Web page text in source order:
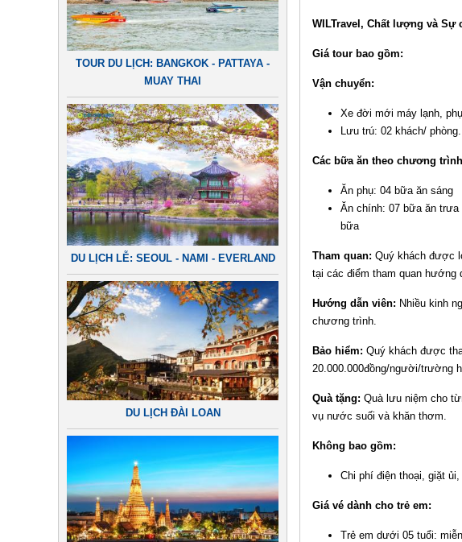
TOUR DU LỊCH: BANGKOK - PATTAYA -
MUAY THAI
DU LỊCH LỄ: SEOUL - NAMI - EVERLAND
DU LỊCH ĐÀI LOAN
WILTravel, Chất lượng và Sự
Giá tour bao gồm:
Vận chuyển:
Xe đời mới máy lạnh,
Lưu trú: 02 khách/ phòng.
Các bữa ăn theo chương
Ăn phụ: 04 bữa ăn sáng
Ăn chính: 07 bữa ăn
bữa
Tham quan: Quý khách được
tại các điểm tham quan hướng
Hướng dẫn viên: Nhiều kinh
chương trình.
Bảo hiểm: Quý khách được
20.000.000đồng/người/trường
Quà tặng: Quà lưu niệm cho
vụ nước suối và khăn thơm.
Không bao gồm:
Chi phí điện thoại, giặt
Giá vé dành cho trẻ em:
Trẻ em dưới 05 tuổi: